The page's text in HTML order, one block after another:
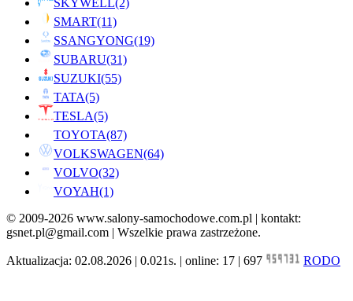
SKYWELL(2)
SMART(11)
SSANGYONG(19)
SUBARU(31)
SUZUKI(55)
TATA(5)
TESLA(5)
TOYOTA(87)
VOLKSWAGEN(64)
VOLVO(32)
VOYAH(1)
© 2009-2026 www.salony-samochodowe.com.pl | kontakt:
gsnet.pl@gmail.com | Wszelkie prawa zastrzeżone.
Aktualizacja: 02.08.2026 | 0.021s. | online: 17 | 697 RODO